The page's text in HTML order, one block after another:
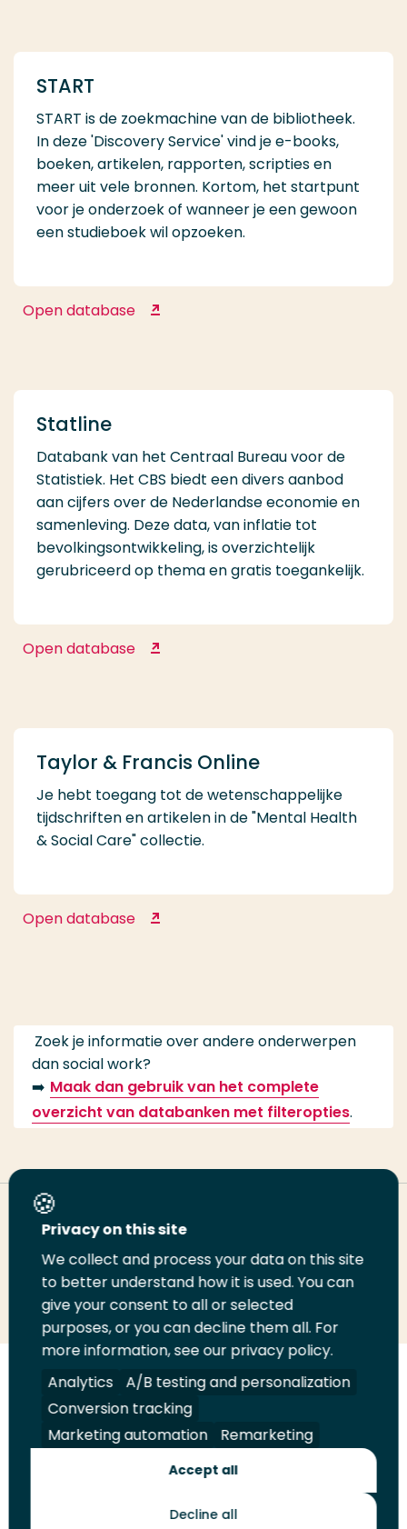
START
START is de zoekmachine van de bibliotheek.
In deze 'Discovery Service' vind je e-books,
boeken, artikelen, rapporten, scripties en
meer uit vele bronnen. Kortom, het startpunt
voor je onderzoek of wanneer je een gewoon
een studieboek wil opzoeken.
Open database START
Statline
Databank van het Centraal Bureau voor de
Statistiek. Het CBS biedt een divers aanbod
aan cijfers over de Nederlandse economie en
samenleving. Deze data, van inflatie tot
bevolkingsontwikkeling, is overzichtelijk
gerubriceerd op thema en gratis toegankelijk.
Open database Statline
Taylor & Francis Online
Je hebt toegang tot de wetenschappelijke
tijdschriften en artikelen in de "Mental Health
& Social Care" collectie.
Open database Taylor & Francis Online
Zoek je informatie over andere onderwerpen
dan social work?
➡️ Maak dan gebruik van het complete
overzicht van databanken met filteropties.
Deel deze pagina
Deel
LinkedIn
Deel
op
Twitter
Deel
op
Facebook
Email
deze
pagina
Print
deze
pagina
Volg
ons
op
LinkedIn
Volg
ons
op
Facebook
Volg
ons
op
YouTube
Volg
ons
op
Instagram
Juridisch Security A-Z Index
Contact
Privacy on this site
We collect and process your data on this site
to better understand how it is used. You can
give your consent to all or selected
purposes, or you can decline them all. For
more information, see our privacy policy.
Analytics
A/B testing and personalization
Conversion tracking
Marketing automation
Remarketing
Accept all
Decline all